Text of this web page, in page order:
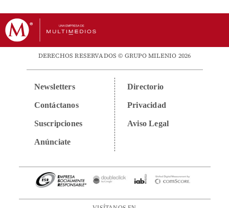
DERECHOS RESERVADOS © GRUPO MILENIO 2026
Newsletters
Contáctanos
Suscripciones
Anúnciate
Directorio
Privacidad
Aviso Legal